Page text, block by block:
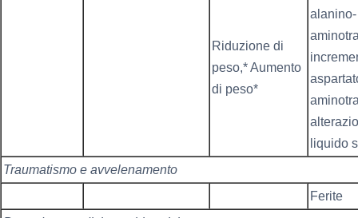
Riduzione di
peso,* Aumento
di peso*
alanino-
liquido
Traumatismo e avvelenamento
Ferite